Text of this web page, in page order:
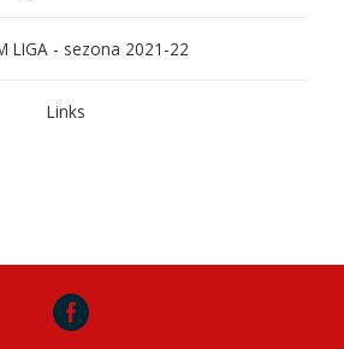
LIGA - sezona 2021-22
Links